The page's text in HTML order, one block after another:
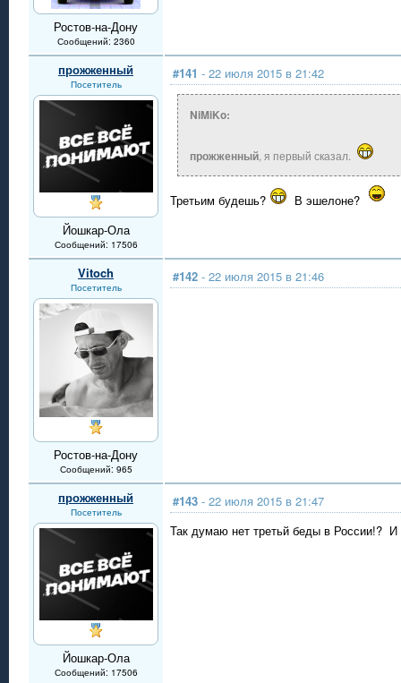
Ростов-на-Дону
Сообщений: 2360
прожженный
Посетитель
Йошкар-Ола
Сообщений: 17506
#141 - 22 июля 2015 в 21:42
NiMiKo:
прожженный, я первый сказал.
Третьим будешь? В эшелоне?
Vitoch
Посетитель
Ростов-на-Дону
Сообщений: 965
#142 - 22 июля 2015 в 21:46
прожженный
Посетитель
Йошкар-Ола
Сообщений: 17506
#143 - 22 июля 2015 в 21:47
Так думаю нет третьй беды в России!? И